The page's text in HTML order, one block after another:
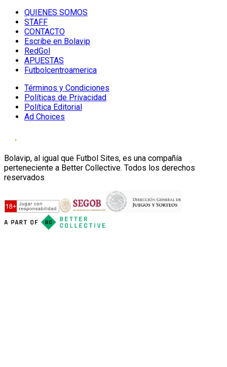
QUIENES SOMOS
STAFF
CONTACTO
Escribe en Bolavip
RedGol
APUESTAS
Futbolcentroamerica
Términos y Condiciones
Políticas de Privacidad
Política Editorial
Ad Choices
Bolavip, al igual que Futbol Sites, es una compañía
perteneciente a Better Collective. Todos los derechos
reservados